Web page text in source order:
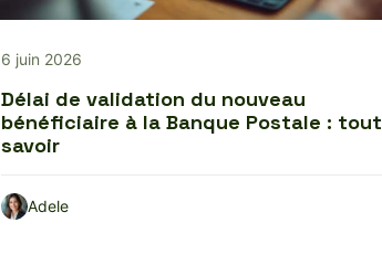
6 juin 2026
Délai de validation du nouveau
bénéficiaire à la Banque Postale : tout
savoir
Adele